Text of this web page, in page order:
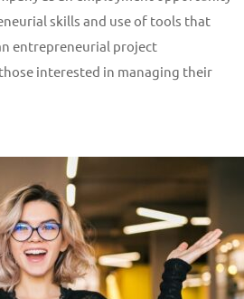
skills and use of tools that
entrepreneurial project
interested in managing their